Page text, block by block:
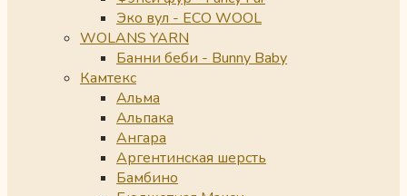
Эко вул - ECO WOOL
WOLANS YARN
Банни беби - Bunny Baby
Камтекс
Альма
Альпака
Ангара
Аргентинская шерсть
Бамбино